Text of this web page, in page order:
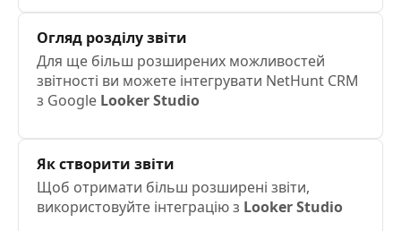
Огляд розділу звіти
Для ще більш розширених можливостей
звітності ви можете інтегрувати NetHunt CRM
з Google LookerStudio
Як створити звіти
Щоб отримати більш розширені звіти,
використовуйте інтеграцію з LookerStudio